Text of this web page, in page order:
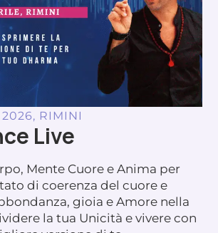
RIMINI
Live
Mente Cuore e Anima per
di coerenza del cuore e
gioia e Amore nella
la tua Unicità e vivere con